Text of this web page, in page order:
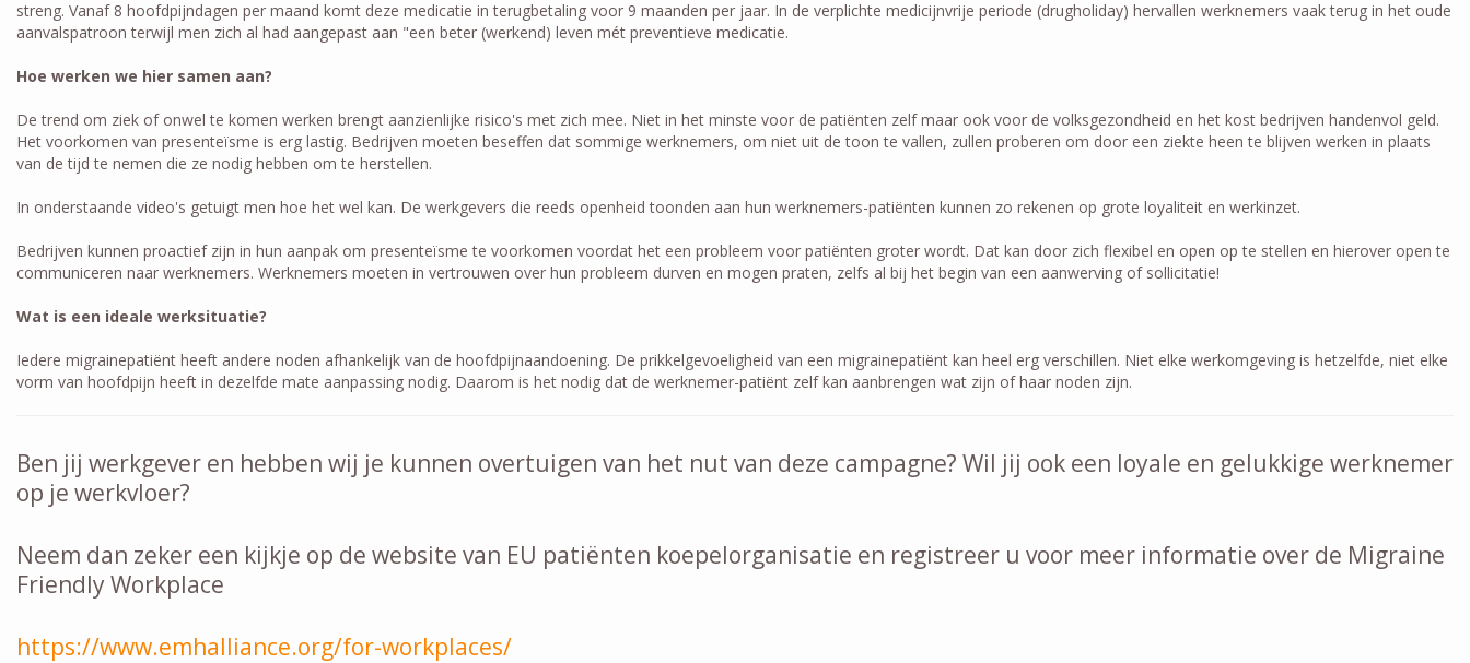
streng. Vanaf 8 hoofdpijndagen per maand komt deze medicatie in terugbetaling voor 9 maanden per jaar. In de verplichte medicijnvrije periode (drugholiday) hervallen werknemers vaak terug in het oude
aanvalspatroon terwijl men zich al had aangepast aan "een beter (werkend) leven mét preventieve medicatie.
Hoe werken we hier samen aan?
De trend om ziek of onwel te komen werken brengt aanzienlijke risico's met zich mee. Niet in het minste voor de patiënten zelf maar ook voor de volksgezondheid en het kost bedrijven handenvol geld.
Het voorkomen van presenteïsme is erg lastig. Bedrijven moeten beseffen dat sommige werknemers, om niet uit de toon te vallen, zullen proberen om door een ziekte heen te blijven werken in plaats
van de tijd te nemen die ze nodig hebben om te herstellen.
In onderstaande video's getuigt men hoe het wel kan. De werkgevers die reeds openheid toonden aan hun werknemers-patiënten kunnen zo rekenen op grote loyaliteit en werkinzet.
Bedrijven kunnen proactief zijn in hun aanpak om presenteïsme te voorkomen voordat het een probleem voor patiënten groter wordt. Dat kan door zich flexibel en open op te stellen en hierover open te
communiceren naar werknemers. Werknemers moeten in vertrouwen over hun probleem durven en mogen praten, zelfs al bij het begin van een aanwerving of sollicitatie!
Wat is een ideale werksituatie?
Iedere migrainepatiënt heeft andere noden afhankelijk van de hoofdpijnaandoening. De prikkelgevoeligheid van een migrainepatiënt kan heel erg verschillen. Niet elke werkomgeving is hetzelfde, niet elke
vorm van hoofdpijn heeft in dezelfde mate aanpassing nodig. Daarom is het nodig dat de werknemer-patiënt zelf kan aanbrengen wat zijn of haar noden zijn.
Ben jij werkgever en hebben wij je kunnen overtuigen van het nut van deze campagne? Wil jij ook een loyale en gelukkige werknemer
op je werkvloer?
Neem dan zeker een kijkje op de website van EU patiënten koepelorganisatie en registreer u voor meer informatie over de Migraine
Friendly Workplace
https://www.emhalliance.org/for-workplaces/